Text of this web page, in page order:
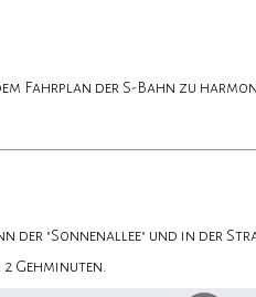
Fahrplan der S-Bahn zu
"Sonnenallee" und in der
Gehminuten.